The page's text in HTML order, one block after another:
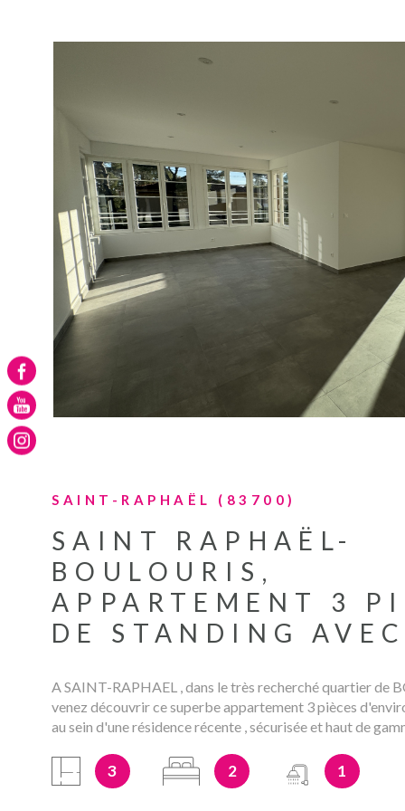
SAINT-RAPHAËL (83700)
SAINT RAPHAËL-
BOULOURIS,
APPARTEMENT 3
DE STANDING
A SAINT-RAPHAEL , dans le très recherché quartier de
venez découvrir ce superbe appartement 3 pièces
au sein d'une résidence récente , sécurisée et haut de
ouvrant sur une magnifique terrasse de 23m² exposée
pour profiter du soleil et des soirées en extérieur. La parte
3 2 1